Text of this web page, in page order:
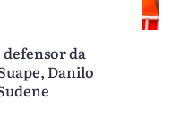
defensor da
Danilo